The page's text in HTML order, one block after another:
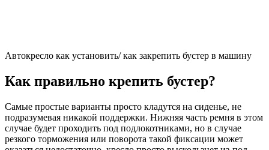
Автокресло как установить/ как закрепить бустер в машину
Как правильно крепить бустер?